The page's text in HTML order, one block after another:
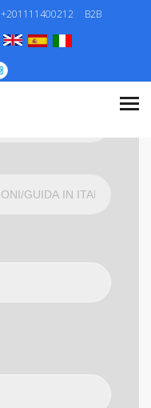
+201111400212 B2B